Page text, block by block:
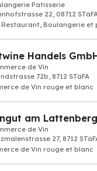
Patisserie
22, 08712
Restaurant, Boulangerie et
Handels
de Vin
72b, 8712 STäFA
de Vin rouge et blanc
am Lattenberg
de Vin
27, 8712
de Vin rouge et blanc